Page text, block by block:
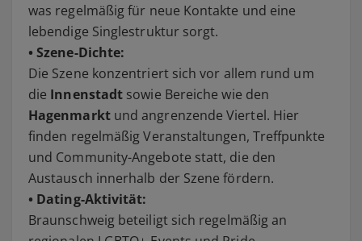
was regelmäßig für neue Kontakte und eine
lebendige Singlestruktur sorgt.
• Szene-Dichte:
Die Szene konzentriert sich vor allem rund um
die Innenstadt sowie Bereiche wie den
Hagenmarktund angrenzende Viertel. Hier
finden regelmäßig Veranstaltungen, Treffpunkte
und Community-Angebote statt, die den
Austausch innerhalb der Szene fördern.
• Dating-Aktivität:
Braunschweig beteiligt sich regelmäßig an